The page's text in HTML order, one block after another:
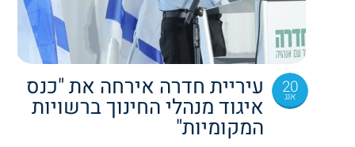
20
אוג עיריית חדרה אירחה את "כנס
איגוד מנהלי החינוך ברשויות
המקומיות"